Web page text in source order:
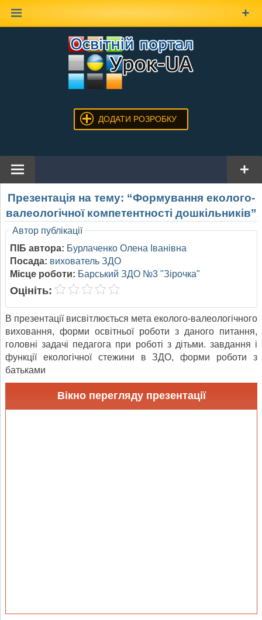
ДОДАТИ РОЗРОБКУ
Презентація на тему: “Формування еколого-
валеологічної компетентності дошкільників”
Автор публікації
ПІБ автора: Бурлаченко Олена Іванівна
Посада: вихователь ЗДО
Місце роботи: Барський ЗДО №3 "Зірочка"
Оцініть:
В презентації висвітлюється мета еколого-валеологічного
виховання, форми освітньої роботи з даного питання,
головні задачі педагога при роботі з дітьми. завдання і
функції екологічної стежини в ЗДО, форми роботи з
батьками
Вікно перегляду презентації